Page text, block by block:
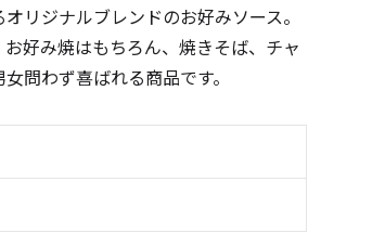
リジナルブレンドのお好みソース。
好み焼はもちろん、焼きそば、チャ
問わず喜ばれる商品です。